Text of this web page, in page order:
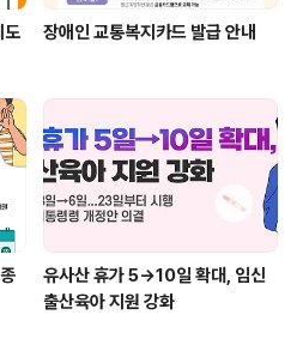
도 장애인 교통복지카드 발급 안내
유사산 휴가 5→10일 확대, 임신
출산육아 지원 강화